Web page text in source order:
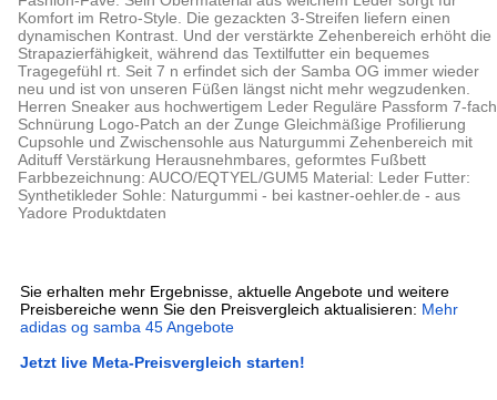
Komfort im Retro-Style. Die gezackten 3-Streifen liefern einen
dynamischen Kontrast. Und der verstärkte Zehenbereich erhöht die
Strapazierfähigkeit, während das Textilfutter ein bequemes
Tragegefühl rt. Seit 7 n erfindet sich der Samba OG immer wieder
neu und ist von unseren Füßen längst nicht mehr wegzudenken.
Herren Sneaker aus hochwertigem Leder Reguläre Passform 7-fach
Schnürung Logo-Patch an der Zunge Gleichmäßige Profilierung
Cupsohle und Zwischensohle aus Naturgummi Zehenbereich mit
Adituff Verstärkung Herausnehmbares, geformtes Fußbett
Farbbezeichnung: AUCO/EQTYEL/GUM5 Material: Leder Futter:
Synthetikleder Sohle: Naturgummi - bei kastner-oehler.de - aus
Yadore Produktdaten
Sie erhalten mehr Ergebnisse, aktuelle Angebote und weitere
Preisbereiche wenn Sie den Preisvergleich aktualisieren: Mehr
adidas og samba 45 Angebote
Jetzt live Meta-Preisvergleich starten!